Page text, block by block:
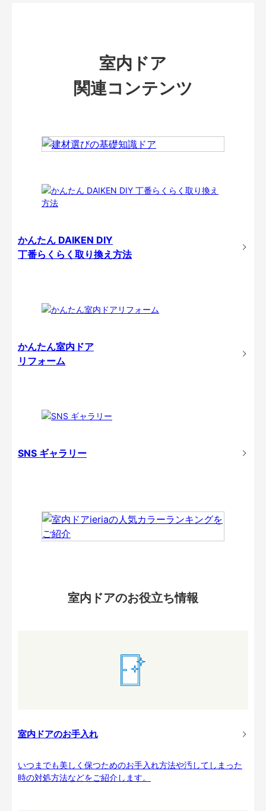
室内ドア
関連コンテンツ
かんたん DAIKEN DIY
丁番らくらく取り換え方法
かんたん室内ドア
リフォーム
SNS ギャラリー
室内ドアのお役立ち情報
室内ドアのお手入れ
いつまでも美しく保つためのお手入れ方法や汚してしまった
時の対処方法などをご紹介します。